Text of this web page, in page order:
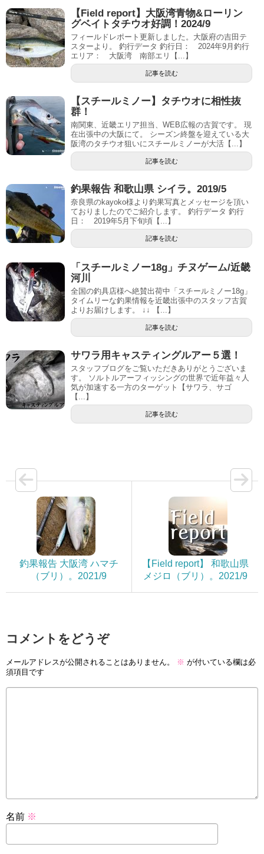
【Field report】大阪湾青物&ローリン
グベイトタチウオ好調！2024/9
フィールドレポート更新しました。大阪府の吉田テ
スターより。 釣行データ 釣行日： 2024年9月釣行
エリア： 大阪湾 南部エリ【...】
記事を読む
【スチールミノー】タチウオに相性抜
群！
南関東、近畿エリア担当、WEB広報の古賀です。 現
在出張中の大阪にて。 シーズン終盤を迎えている大
阪湾のタチウオ狙いにスチールミノーが大活【...】
記事を読む
釣果報告 和歌山県 シイラ。2019/5
奈良県のkayoko様より釣果写真とメッセージを頂い
ておりましたのでご紹介します。 釣行データ 釣行
日： 2019年5月下旬頃【...】
記事を読む
「スチールミノー18g」チヌゲーム/近畿
河川
全国の釣具店様へ絶賛出荷中「スチールミノー18g」
タイムリーな釣果情報を近畿出張中のスタッフ古賀
よりお届けします。 ↓↓ 【...】
記事を読む
サワラ用キャスティングルアー５選！
スタッフブログをご覧いただきありがとうございま
す。 ソルトルアーフィッシングの世界で近年益々人
気が加速する一方のターゲット【サワラ、サゴ
【...】
記事を読む
釣果報告 大阪湾 ハマチ
（ブリ）。2021/9
【Field report】 和歌山県
メジロ（ブリ）。2021/9
コメントをどうぞ
メールアドレスが公開されることはありません。 ※ が付いている欄は必
須項目です
名前 ※